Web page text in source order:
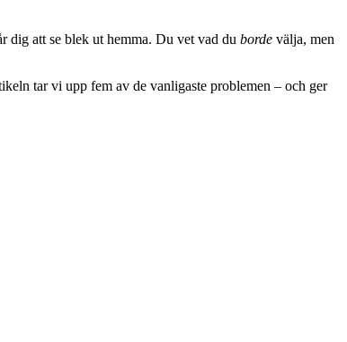
dig att se blek ut hemma. Du vet vad du borde välja, men
tar vi upp fem av de vanligaste problemen – och ger